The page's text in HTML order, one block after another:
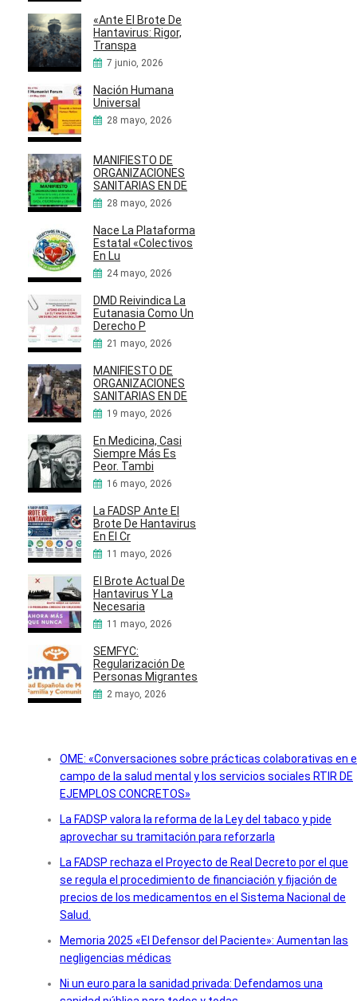
«Ante El Brote De
Hantavirus: Rigor,
Transpa
7 junio, 2026
Nación Humana
Universal
28 mayo, 2026
MANIFIESTO DE
ORGANIZACIONES
SANITARIAS EN DE
28 mayo, 2026
Nace La Plataforma
Estatal «Colectivos
En Lu
24 mayo, 2026
DMD Reivindica La
Eutanasia Como Un
Derecho P
21 mayo, 2026
MANIFIESTO DE
ORGANIZACIONES
SANITARIAS EN DE
19 mayo, 2026
En Medicina, Casi
Siempre Más Es
Peor. Tambi
16 mayo, 2026
La FADSP Ante El
Brote De Hantavirus
En El Cr
11 mayo, 2026
El Brote Actual De
Hantavirus Y La
Necesaria
11 mayo, 2026
SEMFYC:
Regularización De
Personas Migrantes
2 mayo, 2026
OME: «Conversaciones sobre prácticas colaborativas en
campo de la salud mental y los servicios sociales RTIR DE
EJEMPLOS CONCRETOS»
La FADSP valora la reforma de la Ley del tabaco y pide
aprovechar su tramitación para reforzarla
La FADSP rechaza el Proyecto de Real Decreto por el que
se regula el procedimiento de financiación y fijación de
precios de los medicamentos en el Sistema Nacional de
Salud.
Memoria 2025 «El Defensor del Paciente»: Aumentan las
negligencias médicas
Ni un euro para la sanidad privada: Defendamos una